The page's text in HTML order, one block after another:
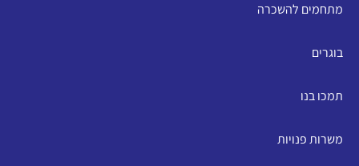
מתחמים להשכרה
בוגרים
תמכו בנו
משרות פנויות